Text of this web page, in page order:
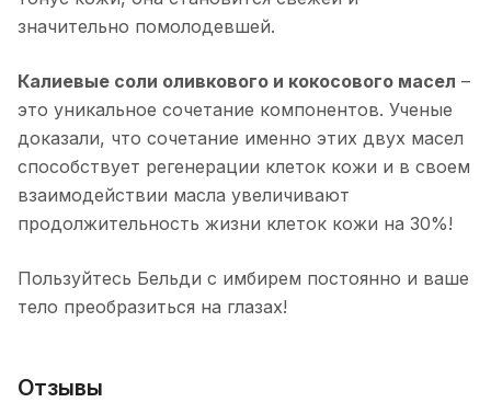
значительно помолодевшей.
Калиевые соли оливкового и кокосового масел –
это уникальное сочетание компонентов. Ученые
доказали, что сочетание именно этих двух масел
способствует регенерации клеток кожи и в своем
взаимодействии масла увеличивают
продолжительность жизни клеток кожи на 30%!
Пользуйтесь Бельди с имбирем постоянно и ваше
тело преобразиться на глазах!
Отзывы